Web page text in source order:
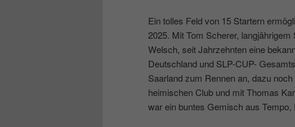
Ein tolles Feld von 15 Startern
2025. Mit Tom Scherer,
Welsch, seit Jahrzehnten eine
Deutschland und SLP-CUP-
Saarland zum Rennen an, dazu
heimischen Club und mit Thomas
war ein buntes Gemisch aus